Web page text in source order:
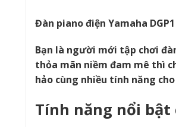
Đàn piano điện Yamaha DGP1
Bạn là người mới tập chơi
thỏa mãn niềm đam mê thì
hảo cùng nhiều tính năng
Tính năng nổi bật